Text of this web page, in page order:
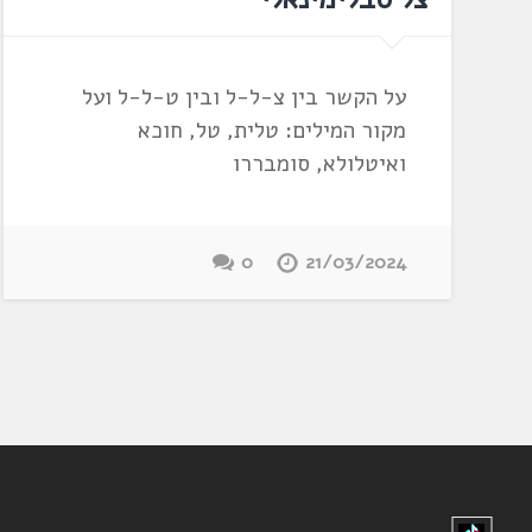
על הקשר בין צ-ל-ל ובין ט-ל-ל ועל
מקור המילים: טלית, טל, חוכא
ואיטלולא, סומבררו
21/03/2024
0